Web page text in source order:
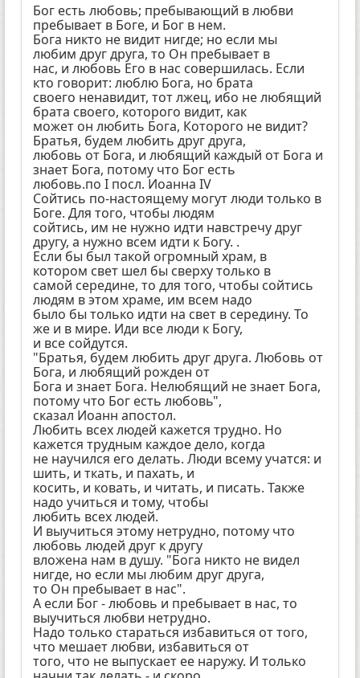
Бог есть любовь; пребывающий в любви
пребывает в Боге, и Бог в нем.
Бога никто не видит нигде; но если мы
любим друг друга, то Он пребывает в
нас, и любовь Его в нас совершилась. Если
кто говорит: люблю Бога, но брата
своего ненавидит, тот лжец, ибо не любящий
брата своего, которого видит, как
может он любить Бога, Которого не видит?
Братья, будем любить друг друга,
любовь от Бога, и любящий каждый от Бога и
знает Бога, потому что Бог есть
любовь.по I посл. Иоанна IV
Сойтись по-настоящему могут люди только в
Боге. Для того, чтобы людям
сойтись, им не нужно идти навстречу друг
другу, а нужно всем идти к Богу. .
Если бы был такой огромный храм, в
котором свет шел бы сверху только в
самой середине, то для того, чтобы сойтись
людям в этом храме, им всем надо
было бы только идти на свет в середину. То
же и в мире. Иди все люди к Богу,
и все сойдутся.
"Братья, будем любить друг друга. Любовь от
Бога, и любящий рожден от
Бога и знает Бога. Нелюбящий не знает Бога,
потому что Бог есть любовь",
сказал Иоанн апостол.
Любить всех людей кажется трудно. Но
кажется трудным каждое дело, когда
не научился его делать. Люди всему учатся: и
шить, и ткать, и пахать, и
косить, и ковать, и читать, и писать. Также
надо учиться и тому, чтобы
любить всех людей.
И выучиться этому нетрудно, потому что
любовь людей друг к другу
вложена нам в душу. "Бога никто не видел
нигде, но если мы любим друг друга,
то Он пребывает в нас".
А если Бог - любовь и пребывает в нас, то
выучиться любви нетрудно.
Надо только стараться избавиться от того,
что мешает любви, избавиться от
того, что не выпускает ее наружу. И только